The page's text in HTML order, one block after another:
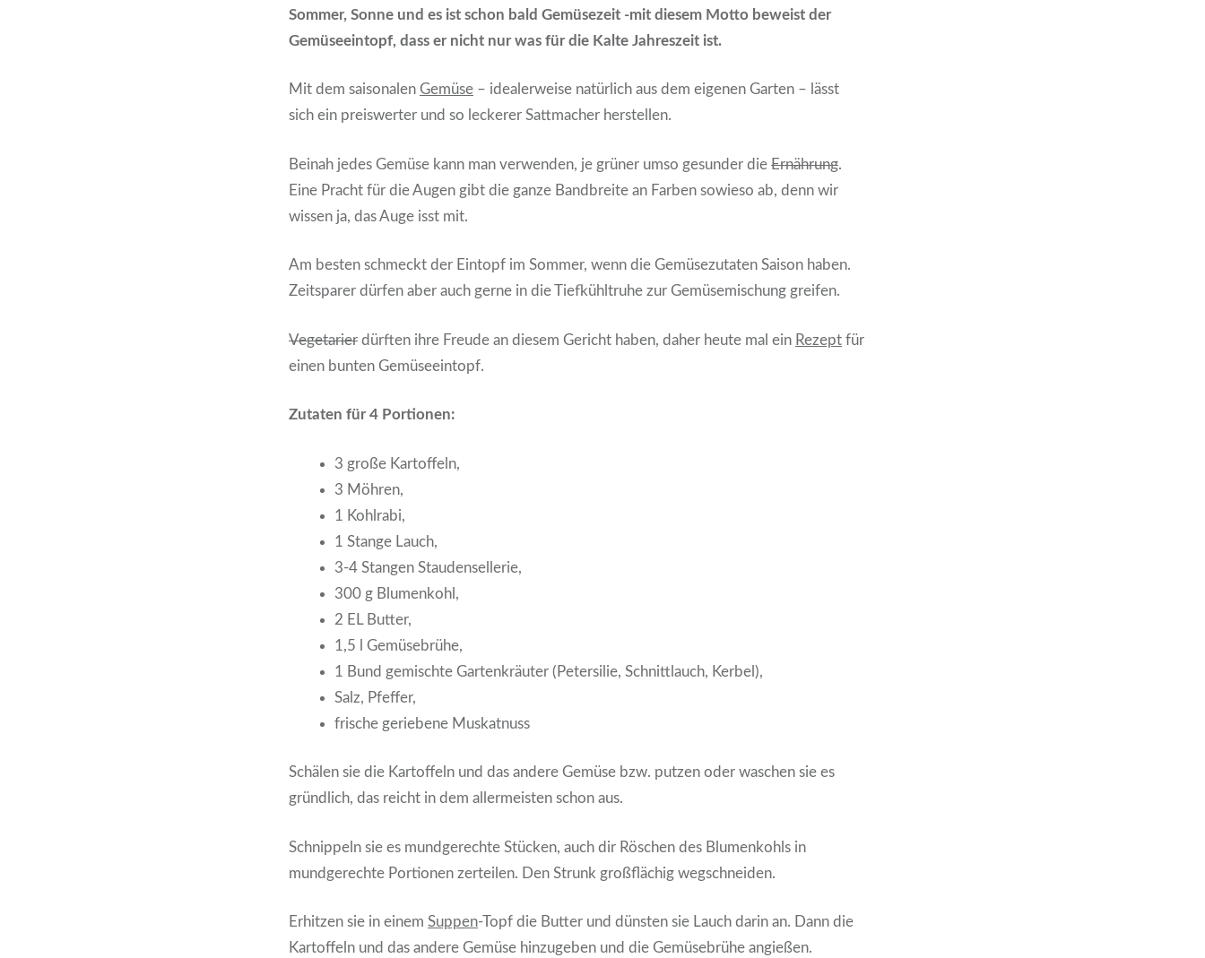
Sommer, Sonne und es ist schon bald Gemüsezeit -mit diesem Motto beweist der
Gemüseeintopf, dass er nicht nur was für die Kalte Jahreszeit ist.
Mit dem saisonalen Gemüse – idealerweise natürlich aus dem eigenen Garten – lässt
sich ein preiswerter und so leckerer Sattmacher herstellen.
Beinah jedes Gemüse kann man verwenden, je grüner umso gesunder die Ernährung.
Eine Pracht für die Augen gibt die ganze Bandbreite an Farben sowieso ab, denn wir
wissen ja, das Auge isst mit.
Am besten schmeckt der Eintopf im Sommer, wenn die Gemüsezutaten Saison haben.
Zeitsparer dürfen aber auch gerne in die Tiefkühltruhe zur Gemüsemischung greifen.
Vegetarier dürften ihre Freude an diesem Gericht haben, daher heute mal ein Rezept für
einen bunten Gemüseeintopf.
Zutaten für 4 Portionen:
3 große Kartoffeln,
3 Möhren,
1 Kohlrabi,
1 Stange Lauch,
3-4 Stangen Staudensellerie,
300 g Blumenkohl,
2 EL Butter,
1,5 l Gemüsebrühe,
1 Bund gemischte Gartenkräuter (Petersilie, Schnittlauch, Kerbel),
Salz, Pfeffer,
frische geriebene Muskatnuss
Schälen sie die Kartoffeln und das andere Gemüse bzw. putzen oder waschen sie es
gründlich, das reicht in dem allermeisten schon aus.
Schnippeln sie es mundgerechte Stücken, auch dir Röschen des Blumenkohls in
mundgerechte Portionen zerteilen. Den Strunk großflächig wegschneiden.
Erhitzen sie in einem Suppen-Topf die Butter und dünsten sie Lauch darin an. Dann die
Kartoffeln und das andere Gemüse hinzugeben und die Gemüsebrühe angießen.